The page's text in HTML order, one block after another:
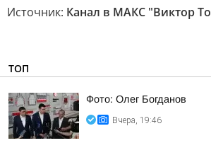
Источник: Канал в МАКС "Виктор
ТОП
Фото: Олег Богданов
Вчера, 19:46